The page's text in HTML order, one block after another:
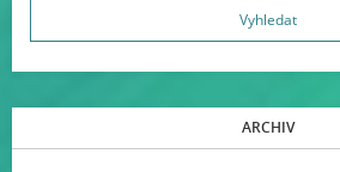
ARCHIV